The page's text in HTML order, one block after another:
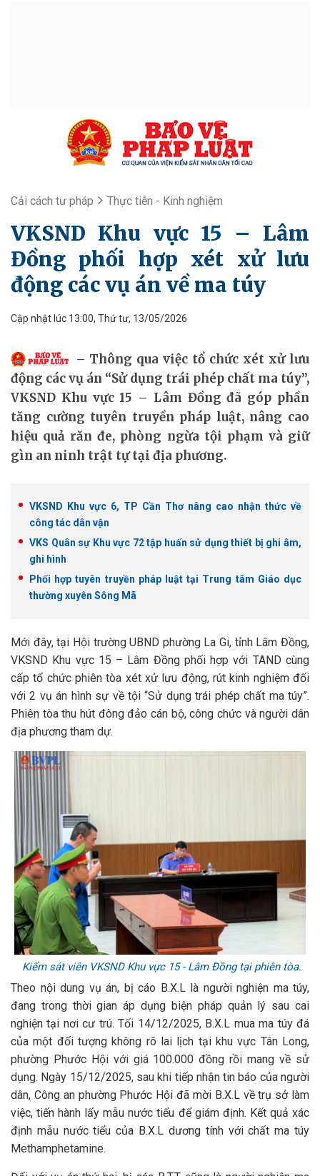
Cải cách tư pháp Thực tiễn - Kinh nghiệm
VKSND Khu vực 15 – Lâm
Đồng phối hợp xét xử lưu
động các vụ án về ma túy
Cập nhật lúc 13:00, Thứ tư, 13/05/2026
Thông qua việc tổ chức xét xử lưu
động các vụ án “Sử dụng trái phép chất ma túy”,
VKSND Khu vực 15 – Lâm Đồng đã góp phần
tăng cường tuyên truyền pháp luật, nâng cao
hiệu quả răn đe, phòng ngừa tội phạm và giữ
gìn an ninh trật tự tại địa phương.
VKSND Khu vực 6, TP Cần Thơ nâng cao nhận thức về
công tác dân vận
VKS Quân sự Khu vực 72 tập huấn sử dụng thiết bị ghi âm,
ghi hình
Phối hợp tuyên truyền pháp luật tại Trung tâm Giáo dục
thường xuyên Sông Mã
Mới đây, tại Hội trường UBND phường La Gi, tỉnh Lâm Đồng,
VKSND Khu vực 15 – Lâm Đồng phối hợp với TAND cùng
cấp tổ chức phiên tòa xét xử lưu động, rút kinh nghiệm đối
với 2 vụ án hình sự về tội “Sử dụng trái phép chất ma túy”.
Phiên tòa thu hút đông đảo cán bộ, công chức và người dân
địa phương tham dự.
Kiểm sát viên VKSND Khu vực 15 - Lâm Đồng tại phiên tòa.
Theo nội dung vụ án, bị cáo B.X.L là người nghiện ma túy,
đang trong thời gian áp dụng biện pháp quản lý sau cai
nghiện tại nơi cư trú. Tối 14/12/2025, B.X.L mua ma túy đá
của một đối tượng không rõ lai lịch tại khu vực Tân Long,
phường Phước Hội với giá 100.000 đồng rồi mang về sử
dụng. Ngày 15/12/2025, sau khi tiếp nhận tin báo của người
dân, Công an phường Phước Hội đã mời B.X.L về trụ sở làm
việc, tiến hành lấy mẫu nước tiểu để giám định. Kết quả xác
định mẫu nước tiểu của B.X.L dương tính với chất ma túy
Methamphetamine.